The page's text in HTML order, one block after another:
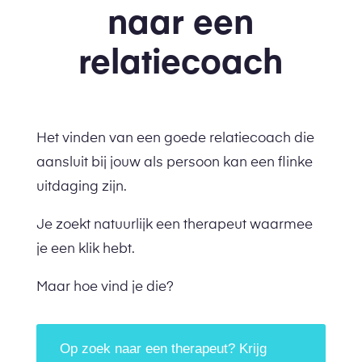
naar een
relatiecoach
Het vinden van een goede relatiecoach die
aansluit bij jouw als persoon kan een flinke
uitdaging zijn.
Je zoekt natuurlijk een therapeut waarmee
je een klik hebt.
Maar hoe vind je die?
Op zoek naar een therapeut? Krijg